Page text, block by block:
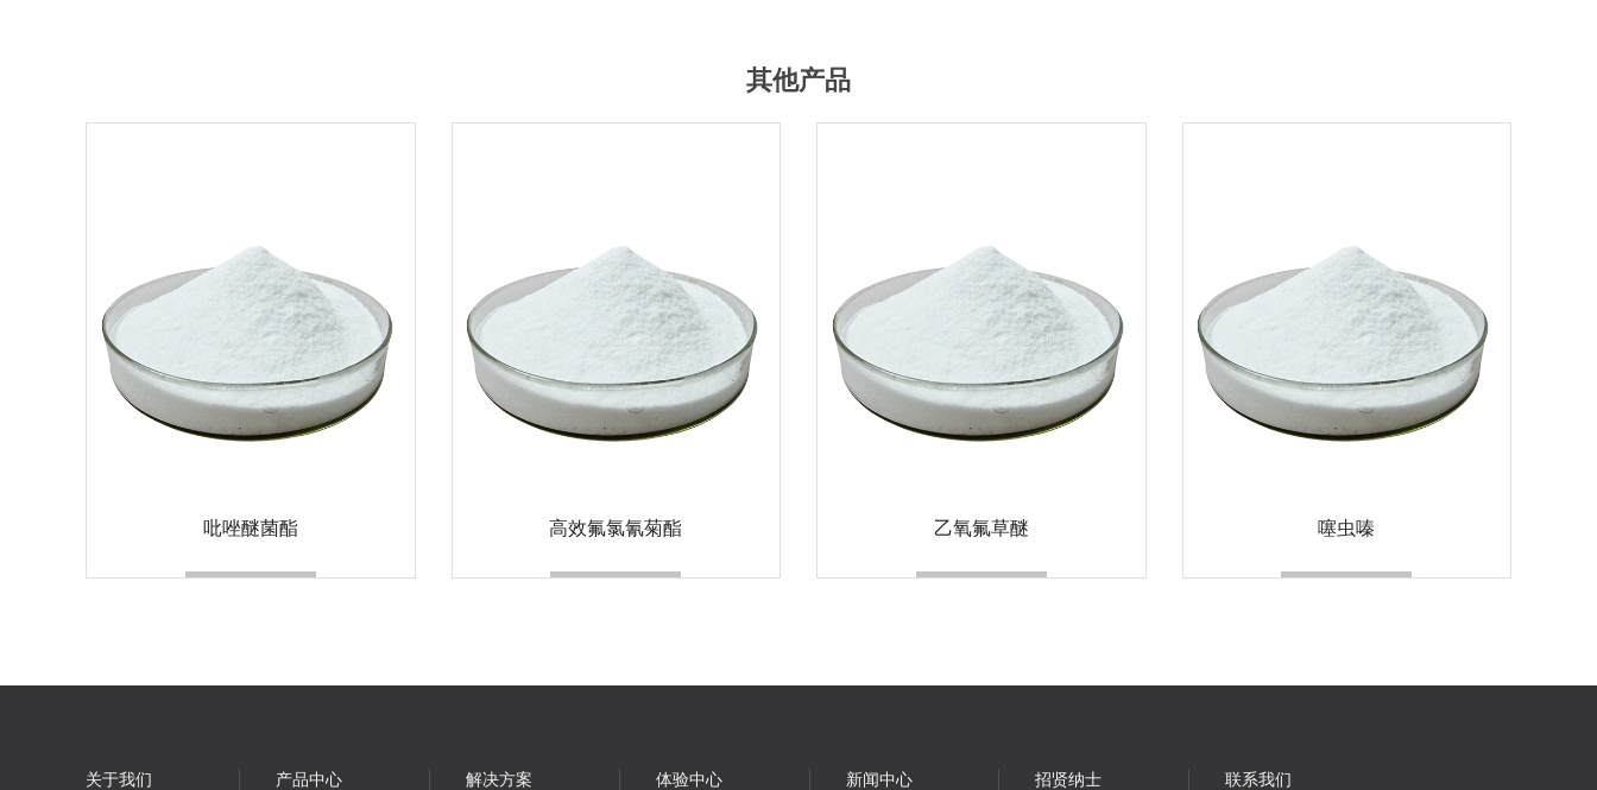
其他产品
吡唑醚菌酯 高效氟氯氰菊酯 乙氧氟草醚 噻虫嗪
关于我们 产品中心 解决方案 体验中心 新闻中心 招贤纳士 联系我们